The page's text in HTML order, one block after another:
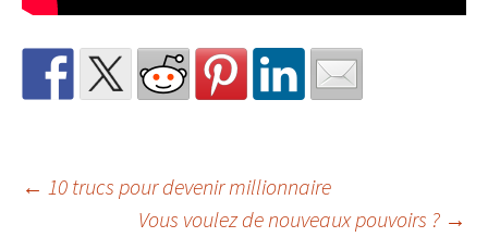
Navigation
← 10 trucs pour devenir millionnaire
Vous voulez de nouveaux pouvoirs ? →